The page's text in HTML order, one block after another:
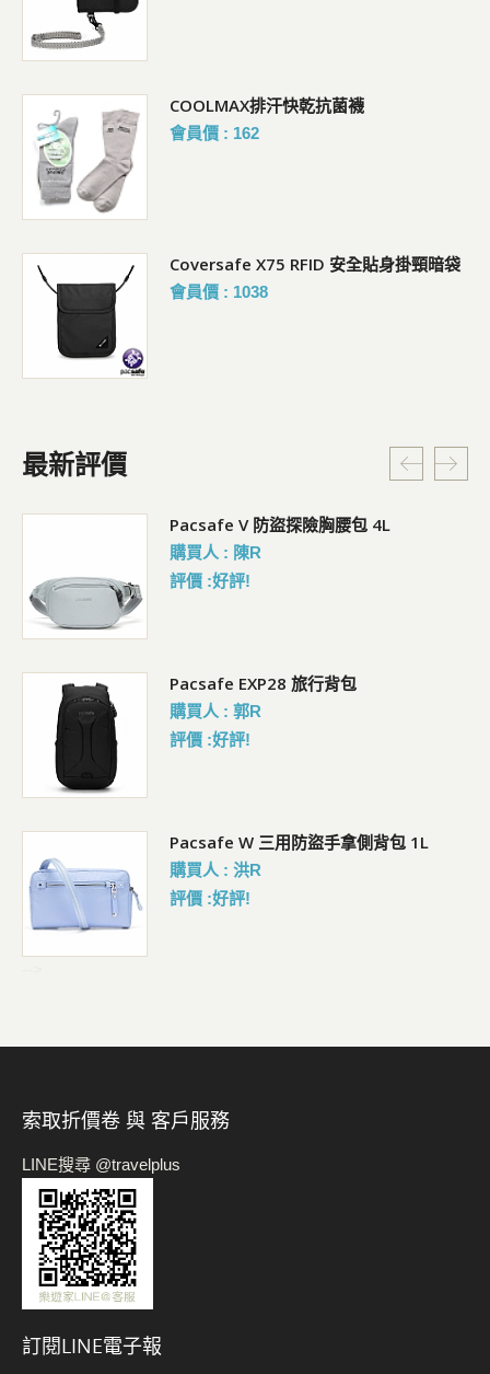
COOLMAX排汗快乾抗菌襪
會員價 : 162
Coversafe X75 RFID 安全貼身掛頸暗袋
會員價 : 1038
最新評價
Pacsafe V 防盜探險胸腰包 4L
購買人 : 陳R
評價 :好評!
Pacsafe EXP28 旅行背包
購買人 : 郭R
評價 :好評!
Pacsafe W 三用防盜手拿側背包 1L
購買人 : 洪R
評價 :好評!
索取折價卷 與 客戶服務
LINE搜尋 @travelplus
訂閱LINE電子報